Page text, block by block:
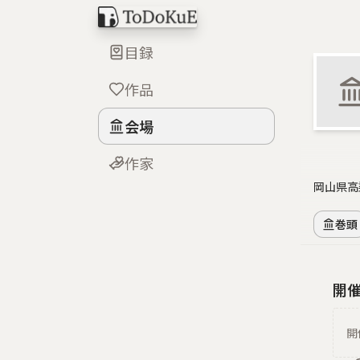
目録
作品
会場
作家
岡山県
巻頭
開